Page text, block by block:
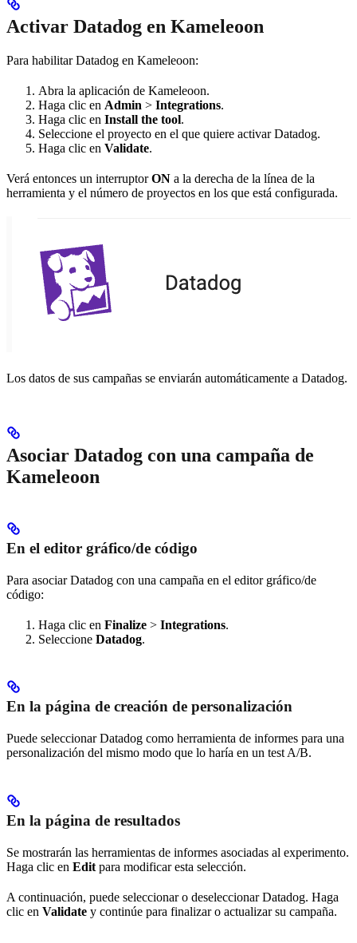
Activar Datadog en Kameleoon
Para habilitar Datadog en Kameleoon:
Abra la aplicación de Kameleoon.
Haga clic en Admin > Integrations.
Haga clic en Install the tool.
Seleccione el proyecto en el que quiere activar Datadog.
Haga clic en Validate.
Verá entonces un interruptorON a la derecha de la línea de la
herramienta y el número de proyectos en los que está configurada.
Los datos de sus campañas se enviarán automáticamente a Datadog.
Asociar Datadog con una campaña de
Kameleoon
En el editor gráfico/de código
Para asociar Datadog con una campaña en el editor gráfico/de
código:
Haga clic en Finalize > Integrations.
Seleccione Datadog.
En la página de creación de personalización
Puede seleccionar Datadog como herramienta de informes para una
personalización del mismo modo que lo haría en un test A/B.
En la página de resultados
Se mostrarán las herramientas de informes asociadas al experimento.
Haga clic en Edit para modificar esta selección.
A continuación, puede seleccionar o deseleccionar Datadog. Haga
clic en Validate y continúe para finalizar o actualizar su campaña.